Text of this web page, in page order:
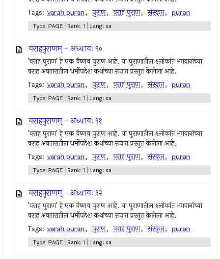
Tags: varah puran, पुराण, वराह पुराण, संस्कृत, puran
Type: PAGE | Rank: 1 | Lang: sa
वराहपुराणम् - अध्यायः ९०
'वराह पुराण' हे एक वैष्णव पुराण आहे. या पुराणातील श्लोकांत भगवानांच्या
वराह अवतारातील धर्मोपदेश कथांच्या रूपात प्रस्तुत केलेला आहे.
Tags: varah puran, पुराण, वराह पुराण, संस्कृत, puran
Type: PAGE | Rank: 1 | Lang: sa
वराहपुराणम् - अध्यायः ९१
'वराह पुराण' हे एक वैष्णव पुराण आहे. या पुराणातील श्लोकांत भगवानांच्या
वराह अवतारातील धर्मोपदेश कथांच्या रूपात प्रस्तुत केलेला आहे.
Tags: varah puran, पुराण, वराह पुराण, संस्कृत, puran
Type: PAGE | Rank: 1 | Lang: sa
वराहपुराणम् - अध्यायः ९२
'वराह पुराण' हे एक वैष्णव पुराण आहे. या पुराणातील श्लोकांत भगवानांच्या
वराह अवतारातील धर्मोपदेश कथांच्या रूपात प्रस्तुत केलेला आहे.
Tags: varah puran, पुराण, वराह पुराण, संस्कृत, puran
Type: PAGE | Rank: 1 | Lang: sa